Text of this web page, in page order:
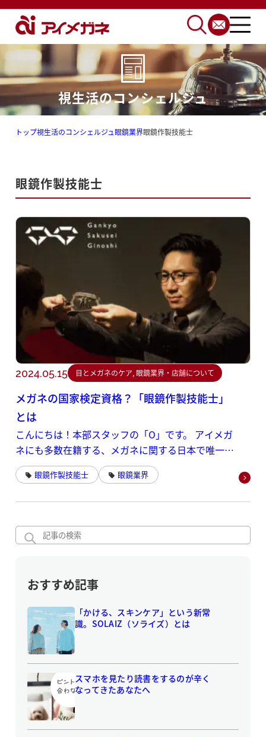
視生活のコンシェルジュ
トップ視生活のコンシェルジュ 眼鏡業界眼鏡作製技能士
眼鏡作製技能士
2024.05.15 目とメガネのケア, 眼鏡業界・店舗について
メガネの国家検定資格？「眼鏡作製技能士」
とは
こんにちは！本部スタッフの「O」です。 アイメガ
ネにも多数在籍する、メガネに関する日本で唯一の
国家検定資格である
眼鏡作製技能士 眼鏡業界
おすすめ記事
「かける、スキンケア」という新常
識。SOLAIZ（ソライズ）とは
スマホを見たり読書をするのが辛く
なってきたあなたへ